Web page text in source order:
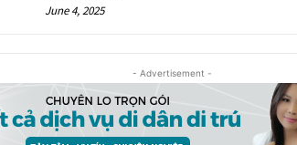
June 4, 2025
- Advertisement -